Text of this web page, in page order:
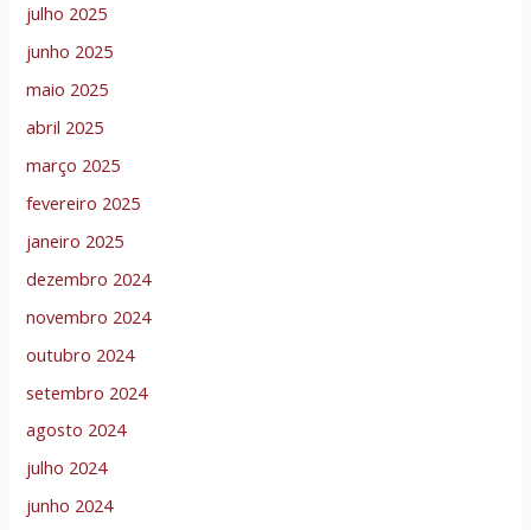
julho 2025
junho 2025
maio 2025
abril 2025
março 2025
fevereiro 2025
janeiro 2025
dezembro 2024
novembro 2024
outubro 2024
setembro 2024
agosto 2024
julho 2024
junho 2024